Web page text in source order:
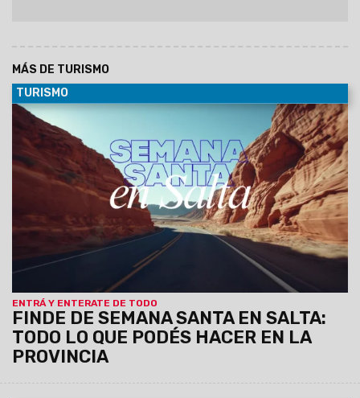
MÁS DE TURISMO
TURISMO
ENTRÁ Y ENTERATE DE TODO
FINDE DE SEMANA SANTA EN SALTA:
TODO LO QUE PODÉS HACER EN LA
PROVINCIA
04/04/2026
Hasta el 5 de abril, el calendario impulsado
por el Ministerio de Turismo y Deportes junto a los municipios
propone una variada agenda de actividades que combina
celebraciones religiosas, experiencias culturales y
propuestas al aire libre en distintos destinos de la provincia.